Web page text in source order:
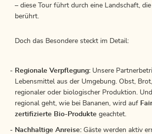
– diese Tour führt durch eine Landschaft,
berührt.
Doch das Besondere steckt im Detail:
Regionale Verpflegung: Unsere
Lebensmittel aus der Umgebung. Obst,
regionaler oder biologischer Produktion.
regional geht, wie bei Bananen, wird auf
zertifizierte Bio-Produkte geachtet.
Nachhaltige Anreise: Gäste werden aktiv